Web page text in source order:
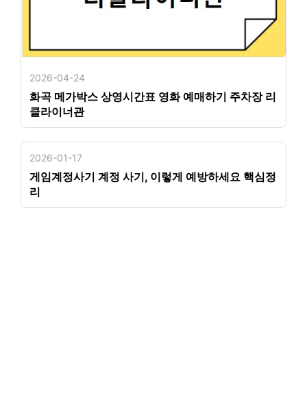
2026-04-24
화곡 메가박스 상영시간표 영화 예매하기 주차장 리
클라이너관
2026-01-17
게임계정사기 계정 사기, 이렇게 예방하세요 핵심정
리